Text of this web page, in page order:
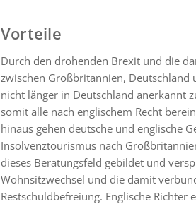
Vorteile
Durch den drohenden Brexit und die
zwischen Großbritannien, Deutschland
nicht länger in Deutschland anerkannt
somit alle nach englischem Recht
hinaus gehen deutsche und englische
Insolvenztourismus nach
dieses Beratungsfeld gebildet und
Wohnsitzwechsel und die damit
Restschuldbefreiung. Englische